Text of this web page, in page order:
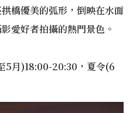
橋優美的弧形，倒映在水面
愛好者拍攝的熱門景色。
5月)18:00-20:30，夏令(6